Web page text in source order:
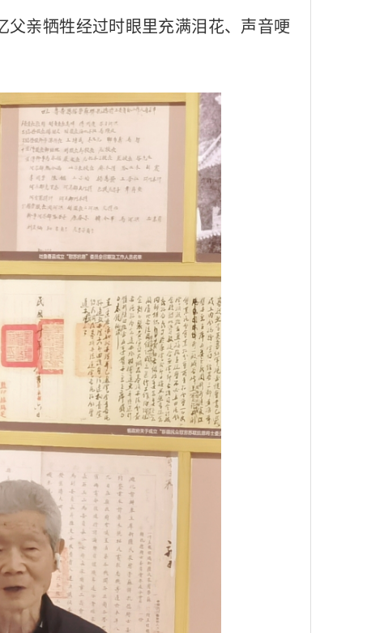
父亲牺牲经过时眼里充满泪花、声音哽